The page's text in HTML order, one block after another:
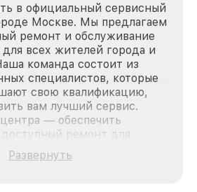
в официальный сервисный
Москве. Мы предлагаем
ремонт и обслуживание
всех жителей города и
команда состоит из
специалистов, которые
свою квалификацию,
вам лучший сервис.
— обеспечить
ремонт для
продукции Miele, вне
сложности поломки. Мы
Развернуть